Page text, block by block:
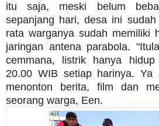
itu saja, meski belum
sepanjang hari, desa ini
rata warganya sudah memiliki
jaringan antena parabola.
cemmana, listrik hanya
20.00 WIB setiap harinya.
menonton berita, film dan
seorang warga, Een.